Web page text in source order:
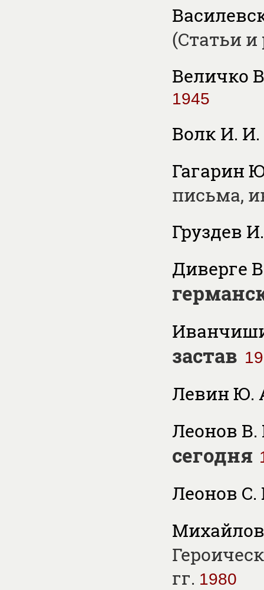
(Статьи
Величко
1945
Волк И. И.
Гагарин
письма,
Груздев
Диверге
застав
Левин Ю.
Леонов
сегодня
Леонов С.
гг. 1980